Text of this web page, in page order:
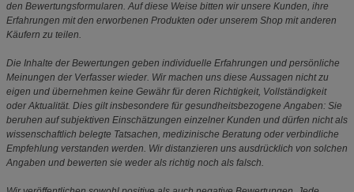
den Bewertungsformularen. Auf diese Weise bitten wir unsere Kunden, ihre
Erfahrungen mit den erworbenen Produkten oder unserem Shop mit anderen
Käufern zu teilen.
Die Inhalte der Bewertungen geben individuelle Erfahrungen und persönliche
Meinungen der Verfasser wieder. Wir machen uns diese Aussagen nicht zu
eigen und übernehmen keine Gewähr für deren Richtigkeit, Vollständigkeit
oder Aktualität. Dies gilt insbesondere für gesundheitsbezogene Angaben: Sie
beruhen auf subjektiven Einschätzungen einzelner Kunden und dürfen nicht als
wissenschaftlich belegte Tatsachen, medizinische Beratung oder verbindliche
Empfehlung verstanden werden. Wir distanzieren uns ausdrücklich von solchen
Angaben und bewerten sie weder als richtig noch als falsch.